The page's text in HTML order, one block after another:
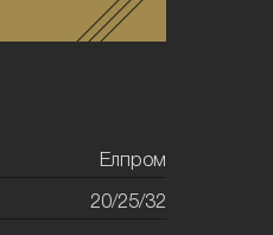
Елпром
20/25/32